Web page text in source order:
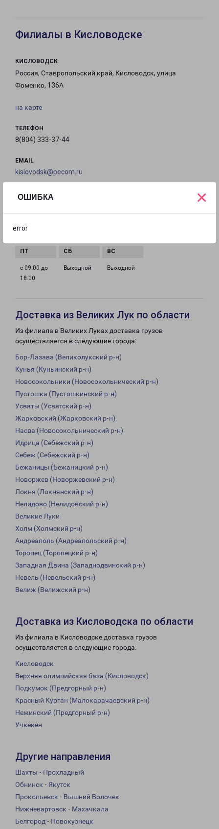
ОШИБКА
error
×
Филиалы в Кисловодске
КИСЛОВОДСК
Россия, Ставропольский край, Кисловодск, улица
Фоменко, 136А
на карте
ТЕЛЕФОН
8(804) 333-37-44
EMAIL
kislovodsk@pecom.ru
ГРАФИК РАБОТЫ
с 09:00 до
с 09:00 до
18:00
Выходной Выходной
Доставка из Великих Лук по области
Из филиала в Великих Луках доставка грузов
осуществляется в следующие города:
Бор-Лазава (Великолукский р-н)
Кунья (Куньинский р-н)
Новосокольники (Новосокольнический р-н)
Пустошка (Пустошкинский р-н)
Усвяты (Усвятский р-н)
Жарковский (Жарковский р-н)
Насва (Новосокольнический р-н)
Идрица (Себежский р-н)
Себеж (Себежский р-н)
Бежаницы (Бежаницкий р-н)
Новоржев (Новоржевский р-н)
Локня (Локнянский р-н)
Нелидово (Нелидовский р-н)
Великие Луки
Холм (Холмский р-н)
Андреаполь (Андреапольский р-н)
Торопец (Торопецкий р-н)
Западная Двина (Западнодвинский р-н)
Невель (Невельский р-н)
Велиж (Велижский р-н)
Доставка из Кисловодска по области
Из филиала в Кисловодске доставка грузов
осуществляется в следующие города:
Кисловодск
Верхняя олимпийская база (Кисловодск)
Подкумок (Предгорный р-н)
Красный Курган (Малокарачаевский р-н)
Нежинский (Предгорный р-н)
Учкекен
Другие направления
Шахты - Прохладный
Обнинск - Якутск
Прокопьевск - Вышний Волочек
Нижневартовск - Махачкала
Белгород - Новокузнецк